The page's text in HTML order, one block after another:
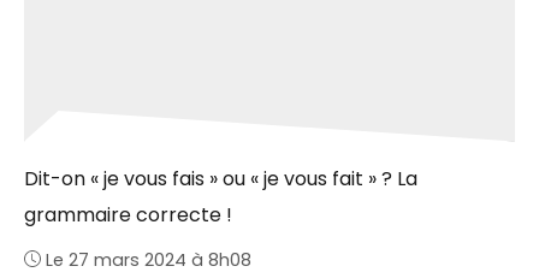
Dit-on « je vous fais » ou « je vous fait » ? La
grammaire correcte !
Le 27 mars 2024 à 8h08